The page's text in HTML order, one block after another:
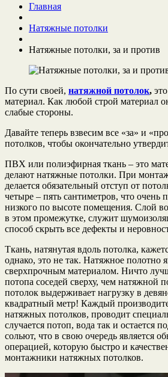
Главная
Натяжные потолки
Натяжные потолки, за и против
По сути своей, натяжной потолок,
материал. Как любой строй материал
слабые стороны.
Давайте теперь взвесим все «за» и
потолков, чтобы окончательно
ПВХ или полиэфирная ткань – это
делают натяжные потолки. При
делается обязательный отступ от
четыре – пять сантиметров, что очень
низкого по высоте помещения. Слой
в этом промежутке, служит
способ скрыть все дефекты и
Ткань, натянутая вдоль потолка,
однако, это не так. Натяжное полотно
сверхпрочным материалом. Ничто
потопа соседей сверху, чем натяжной
потолок выдерживает нагрузку в
квадратный метр! Каждый
натяжных потолков, проводит
случается потоп, вода так и остается
сольют, что в свою очередь является
операцией, которую быстро и
монтажники натяжных потолков.